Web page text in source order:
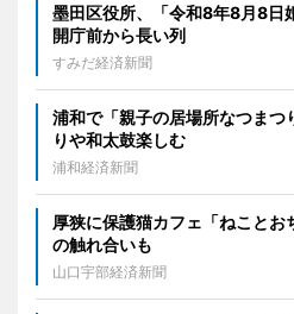
墨田区役所、「令和8年8月8
開庁前から長い列
すみだ経済新聞
浦和で「親子の居場所なつま
りや和太鼓楽しむ
浦和経済新聞
厚狭に保護猫カフェ「ねこと
の触れ合いも
山口宇部経済新聞